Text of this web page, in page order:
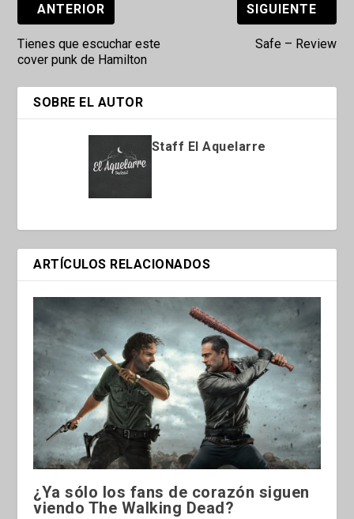
ANTERIOR
Tienes que escuchar este
cover punk de Hamilton
SIGUIENTE
Safe – Review
SOBRE EL AUTOR
Staff El Aquelarre
ARTÍCULOS RELACIONADOS
¿Ya sólo los fans de corazón siguen
viendo The Walking Dead?